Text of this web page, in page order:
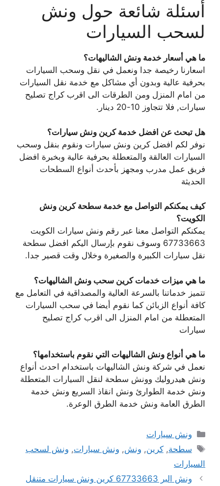
أسئلة شائعة حول ونش
لسحب السيارات
ما هي أسعار خدمة ونش الشاليهات؟
اسعارنا رخيصة جدا ونعمل في نقل وسحب السيارات
بحرفية عالية وبدون أي مشاكل مع خدمة نقل السيارات
من امام المنزل ومن الطرقات الى اقرب كراج تصليح
سيارات, فلا تتجاوز 10-20 دينار.
هل تبحث عن افضل خدمة كرين ونش سيارات؟
نوفر لكم افضل كرين ونش سيارات ونقوم بنقل وسحب
السيارات العالقة والمتعطلة بحرفية عالية وبخبرة افضل
فريق عمل مدرب ومجهز بأحدث أنواع السطحات
الحديثة
كيف يمكنكم التواصل مع خدمة سطحة كرين ونش
الكويت؟
يمكنكم التواصل معنا عبر رقم ونش سيارات الكويت
67733663 وسوف نقوم بإرسال اليكم افضل سطحة
نقل سيارات الكبيرة والصغيرة وخلال وقت قصير جدا.
ما هي ميزات خدمات كرين سحب ونش الشاليهات؟
تتميز خدماتنا بالسرعة العالية والمصداقية في التعامل مع
كافة أنواع الزبائن كما نقوم أيضا في سحب السيارات
المتعطلة من امام المنزل الى اقرب كراج تصليح
سيارات
ما هي أنواع ونش الشاليهات التي نقوم باستخدامها؟
نعمل في شركة ونش الشاليهات باستخدام احدث أنواع
ونش هيدروليك وونش سطحة لنقل السيارات المتعطلة
ونش خدمة الطوارئ ونش انقاذ السريع ونش خدمة
الطرق العامة ونش خدمة الطرق الوعرة.
التصنيفات
ونش سيارات
الوسوم
سطحة,كرين, ونش, ونش سيارات, ونش لسحب
السيارات
ونش البر 67733663 كرين ونش سيارات متنقل